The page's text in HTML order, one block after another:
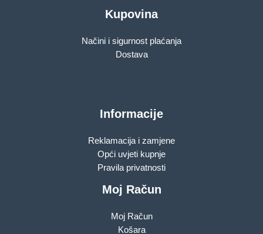
Kupovina
Načini i sigurnost plaćanja
Dostava
Informacije
Reklamacija i zamjene
Opći uvjeti kupnje
Pravila privatnosti
Moj Račun
Moj Račun
Košara